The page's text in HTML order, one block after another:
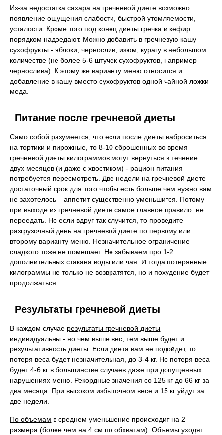
Из-за недостатка сахара на гречневой диете возможно
появление ощущения слабости, быстрой утомляемости,
усталости. Кроме того под конец диеты гречка и кефир
порядком надоедают. Можно добавить в гречневую кашу
сухофрукты - яблоки, чернослив, изюм, курагу в небольшом
количестве (не более 5-6 штучек сухофруктов, например
чернослива). К этому же варианту меню относится и
добавление в кашу вместо сухофруктов одной чайной ложки
меда.
Питание после гречневой диеты
Само собой разумеется, что если после диеты наброситься
на тортики и пирожные, то 8-10 сброшенных во время
гречневой диеты килограммов могут вернуться в течение
двух месяцев (и даже с хвостиком) - рацион питания
потребуется пересмотреть. Две недели на гречневой диете
достаточный срок для того чтобы есть больше чем нужно вам
не захотелось – аппетит существенно уменьшится. Потому
при выходе из гречневой диете самое главное правило: не
переедать. Но если вдруг так случится, то проведите
разгрузочный день на гречневой диете по первому или
второму варианту меню. Незначительное ограничение
сладкого тоже не помешает. Не забываем про 1-2
дополнительных стакана воды или чая. И тогда потерянные
килограммы не только не возвратятся, но и похудение будет
продолжаться.
Результаты гречневой диеты
В каждом случае результаты гречневой диеты
индивидуальны - но чем выше вес, тем выше будет и
результативность диеты. Если диета вам не подойдет, то
потеря веса будет незначительная, до 3-4 кг. Но потеря веса
будет 4-6 кг в большинстве случаев даже при допущенных
нарушениях меню. Рекордные значения со 125 кг до 66 кг за
два месяца. При высоком избыточном весе и 15 кг уйдут за
две недели.
По объемам в среднем уменьшение происходит на 2
размера (более чем на 4 см по обхватам). Объемы уходят